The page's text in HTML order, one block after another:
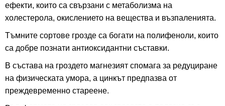
ефекти, които са свързани с метаболизма на
холестерола, окислението на вещества и възпаленията.
Тъмните сортове грозде са богати на полифеноли, които
са добре познати антиоксидантни съставки.
В състава на гроздето магнезият спомага за редуциране
на физическата умора, а цинкът предпазва от
преждевременно стареене.